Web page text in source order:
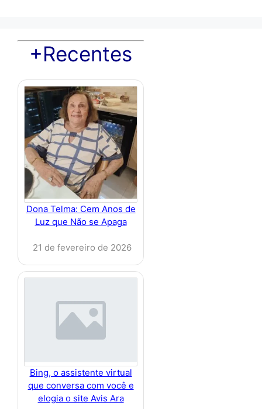
+Recentes
Dona Telma: Cem Anos de
Luz que Não se Apaga
21 de fevereiro de 2026
Bing, o assistente virtual
que conversa com você e
elogia o site Avis Ara